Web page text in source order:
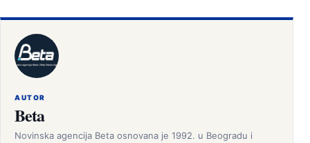
AUTOR
Beta
Novinska agencija Beta osnovana je 1992. u Beogradu i